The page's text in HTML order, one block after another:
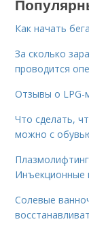
Как начать
За сколько
проводится
Отзывы о LPG-
Что сделать,
можно с
Инъекционные
Солевые